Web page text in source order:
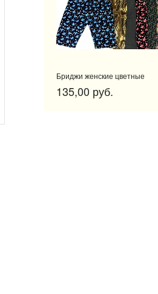
Бриджи женские цветные
135,00 руб.